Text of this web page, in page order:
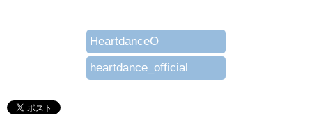
HeartdanceO
heartdance_official